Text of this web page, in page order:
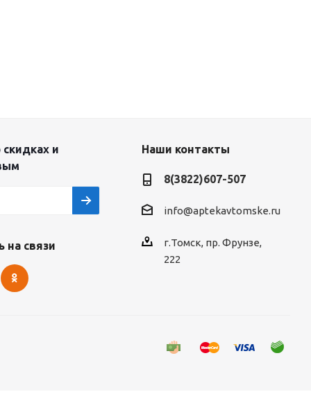
и
на связи
Наши контакты
8(3822)607-507
info@aptekavtomske.ru
г.Томск, пр. Фрунзе,
222